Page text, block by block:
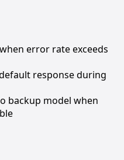
error rate exceeds
response during
backup model when